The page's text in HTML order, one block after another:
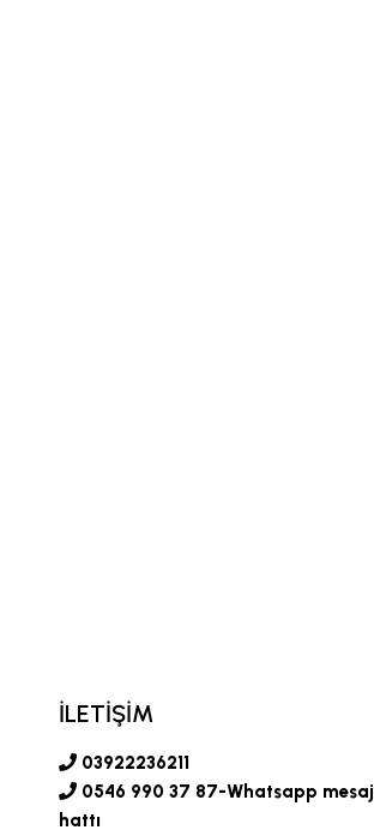
şirketimiz Ersağ' a
İLETİŞİM
03922236211
0546 990 37 87-Whatsapp mesaj
hattı